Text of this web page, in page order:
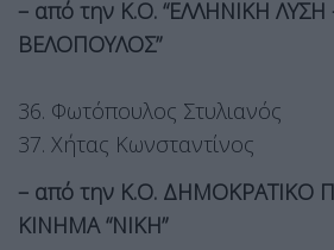
– από την Κ.Ο. “ΕΛΛΗΝΙΚΗ ΛΥΣΗ
ΒΕΛΟΠΟΥΛΟΣ”
36. Φωτόπουλος Στυλιανός
37. Χήτας Κωνσταντίνος
– από την Κ.Ο. ΔΗΜΟΚΡΑΤΙΚΟ
ΚΙΝΗΜΑ “ΝΙΚΗ”